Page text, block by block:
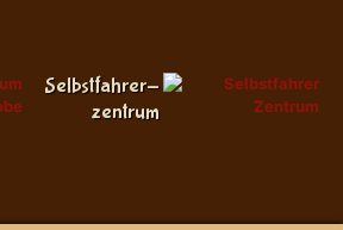
Selbstfahrer-
zentrum